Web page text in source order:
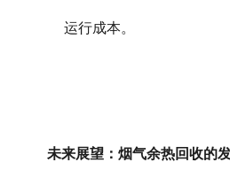
运行成本。
未来展望：烟气余热回收的